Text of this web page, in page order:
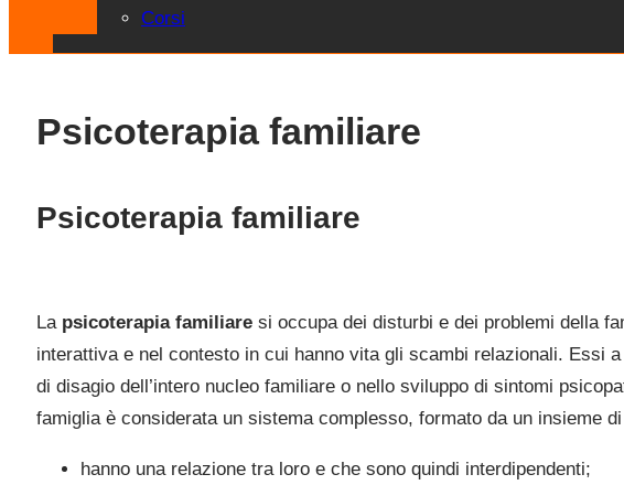
Corsi
Psicoterapia familiare
Psicoterapia familiare
La psicoterapia familiaresi occupa dei disturbi e dei problemi della
interattiva e nel contesto in cui hanno vita gli scambi relazionali. Essi
di disagio dell’intero nucleo familiare o nello sviluppo di sintomi
famiglia è considerata un sistema complesso, formato da un insieme
hanno una relazione tra loro e che sono quindi interdipendenti;